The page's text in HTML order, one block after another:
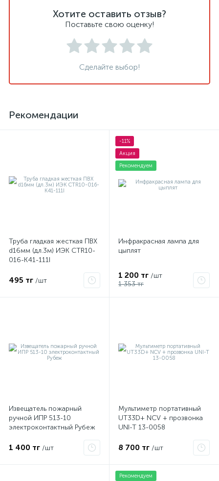
Хотите оставить отзыв?
Поставьте свою оценку!
Сделайте выбор!
Рекомендации
Труба гладкая жесткая ПВХ
d16мм (дл.3м) ИЭК CTR10-
016-K41-111I
495 тг /шт
-11%
Акция
Рекомендуем
Инфракрасная лампа для
цыплят
1 200 тг /шт
1 353 тг
Извещатель пожарный
ручной ИПР 513-10
электроконтактный Рубеж
1 400 тг /шт
Мультиметр портативный
UT33D+ NCV + прозвонка
UNI-T 13-0058
8 700 тг /шт
Рекомендуем